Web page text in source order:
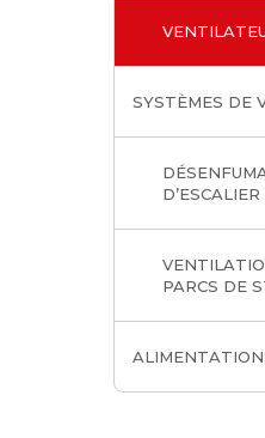
SYSTÈMES DE
D’ESCALIER
PARCS DE